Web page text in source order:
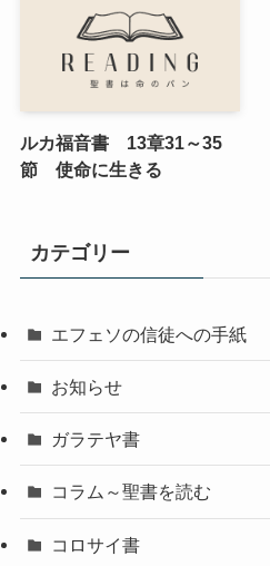
ルカ福音書 13章31～35
節 使命に生きる
カテゴリー
エフェソの信徒への手紙
お知らせ
ガラテヤ書
コラム～聖書を読む
コロサイ書